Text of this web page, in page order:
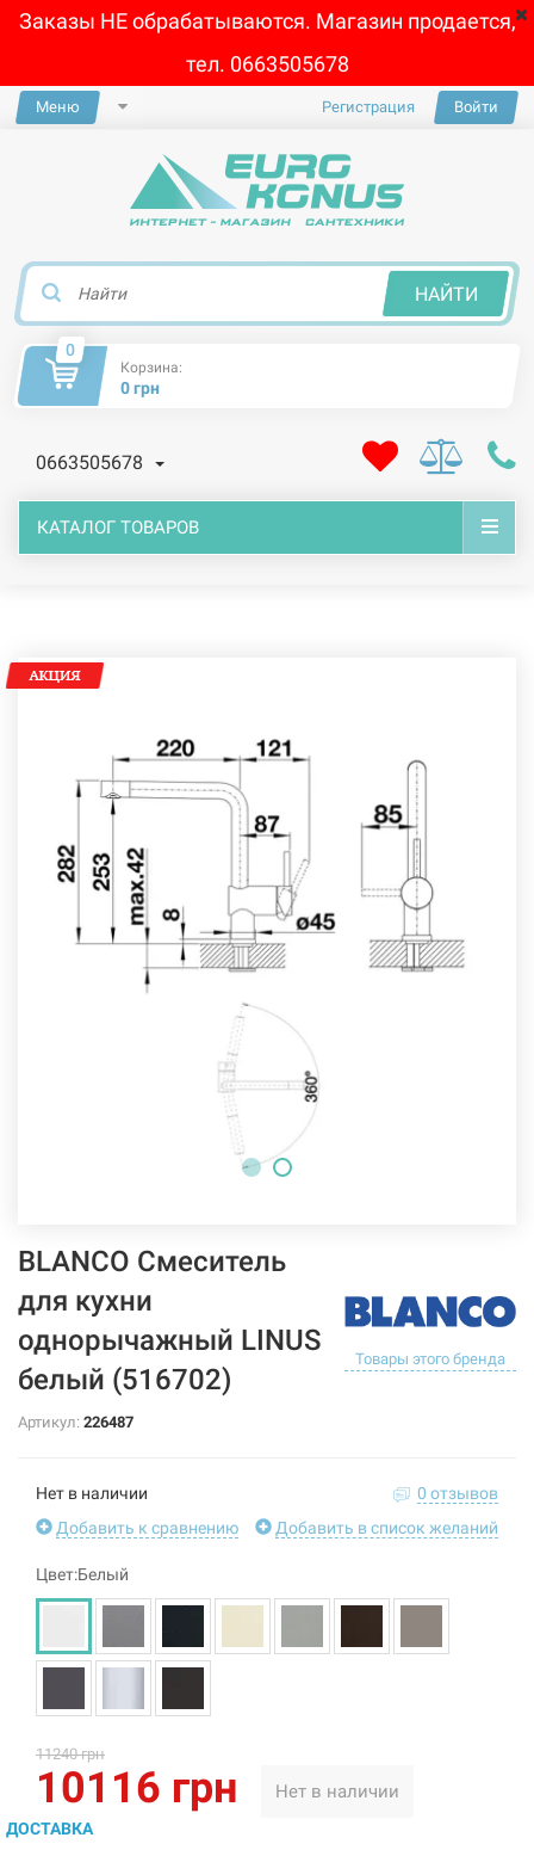
Заказы НЕ обрабатываются. Магазин продается,
тел. 0663505678
Меню Регистрация Войти
НАЙТИ
0
Корзина:
0 грн
0663505678
КАТАЛОГ ТОВАРОВ
BLANCO Смеситель
для кухни
однорычажный LINUS
белый (516702)
Товары этого бренда
Артикул: 226487
Нет в наличии
0 отзывов
Добавить к сравнению
Добавить в список желаний
Цвет:Белый
11240 грн
10116 грн Нет в наличии
ДОСТАВКА